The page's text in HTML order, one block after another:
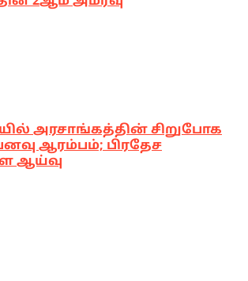
அரசாங்கத்தின் சிறுபோக
ஆரம்பம்; பிரதேச
ஆய்வு